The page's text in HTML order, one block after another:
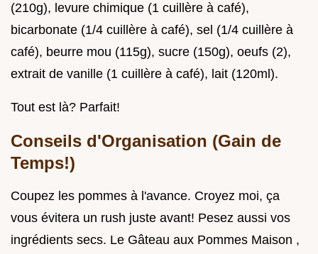
(210g), levure chimique (1 cuillère à café),
bicarbonate (1/4 cuillère à café), sel (1/4 cuillère à
café), beurre mou (115g), sucre (150g), oeufs (2),
extrait de vanille (1 cuillère à café), lait (120ml).
Tout est là? Parfait!
Conseils d'Organisation (Gain de
Temps!)
Coupez les pommes à l'avance. Croyez moi, ça
vous évitera un rush juste avant! Pesez aussi vos
ingrédients secs. Le Gâteau aux Pommes Maison ,